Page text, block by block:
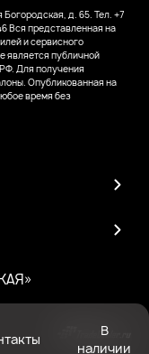
д. 65. Тел. +7
Вся представленная на
и сервисного
является публичной
Для получения
Опубликованная на
время без
В
наличии